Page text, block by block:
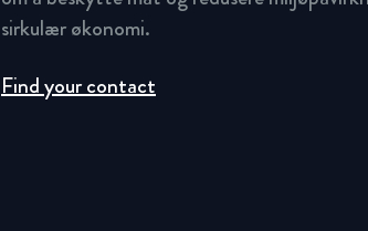
sirkulær økonomi.
Find your contact